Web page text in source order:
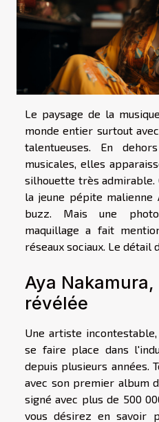
Le paysage de la
monde entier surtout
talentueuses. En
musicales, elles
silhouette très admirable.
la jeune pépite malienne
buzz. Mais une
maquillage a fait
réseaux sociaux. Le détail
Aya
révélée
Une artiste
se faire place dans
depuis plusieurs années.
avec son premier album
signé avec plus de 500
vous désirez en savoir